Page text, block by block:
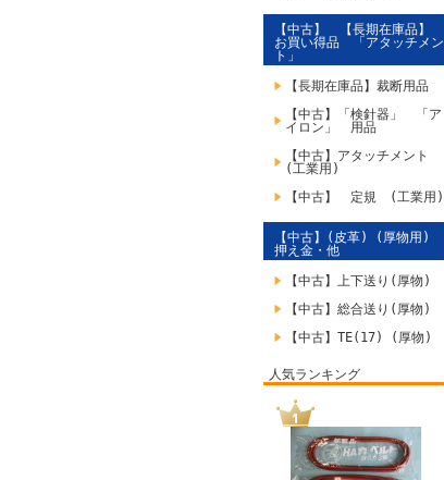
【中古】 【長期在庫品】
お買い得品 「アタッチメン
ト」
【長期在庫品】裁断用品
【中古】「検針器」 「ア
イロン」 用品
【中古】アタッチメント
(工業用)
【中古】 定規 (工業用)
【中古】(皮革) (厚物用)
押え金・他
【中古】上下送り(厚物)
【中古】総合送り(厚物)
【中古】TE(17) (厚物)
人気ランキング